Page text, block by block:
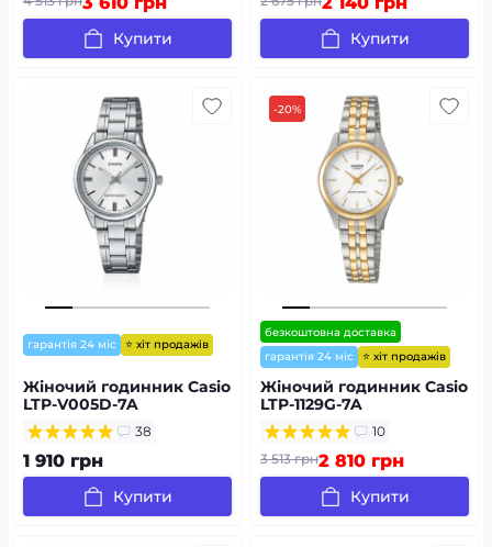
Купити Купити
гарантія 24 міс ⭐ хіт продажів
Жіночий годинник Casio
LTP-V005D-7A
38
1 910 грн
Купити
-20%
безкоштовна доставка
гарантія 24 міс
⭐ хіт продажів
Жіночий годинник Casio
LTP-1129G-7A
10
3 513 грн2 810 грн
Купити